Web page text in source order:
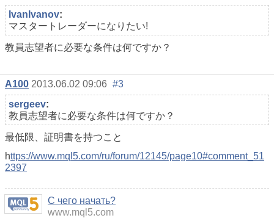
IvanIvanov:
マスタートレーダーになりたい!
教員志望者に必要な条件は何ですか？
A100 2013.06.02 09:06 #3
sergeev:
教員志望者に必要な条件は何ですか？
最低限、証明書を持つこと
https://www.mql5.com/ru/forum/12145/page10#comment_51
2397
С чего начать?
www.mql5.com